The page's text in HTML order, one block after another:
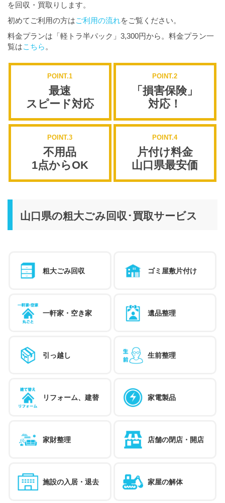
を回収・買取りします。
初めてご利用の方はご利用の流れをご覧ください。
料金プランは「軽トラ半パック」3,300円から。料金プラン一
覧はこちら。
POINT.1
最速
スピード対応
POINT.2
「損害保険」
対応！
POINT.3
不用品
1点からOK
POINT.4
片付け料金
山口県最安価
山口県の粗大ごみ回収･買取サービス
粗大ごみ回収 ゴミ屋敷片付け
一軒家・空き家 遺品整理
引っ越し 生前整理
リフォーム、建替 家電製品
家財整理 店舗の閉店・開店
施設の入居・退去 家屋の解体